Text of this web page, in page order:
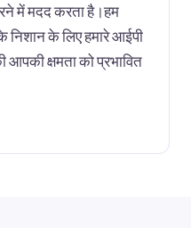
में मदद करता है।हम
निशान के लिए हमारे आईपी
क्षमता को प्रभावित